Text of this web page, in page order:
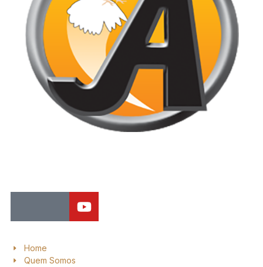
Home
Quem Somos